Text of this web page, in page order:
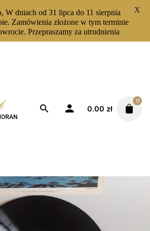
0.00 zł
0
W dniach od 31 lipca do 11 sierpnia
Zamówienia złożone w tym terminie
Przepraszamy za utrudnienia
X